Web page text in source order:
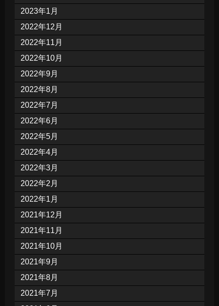
2023年1月
2022年12月
2022年11月
2022年10月
2022年9月
2022年8月
2022年7月
2022年6月
2022年5月
2022年4月
2022年3月
2022年2月
2022年1月
2021年12月
2021年11月
2021年10月
2021年9月
2021年8月
2021年7月